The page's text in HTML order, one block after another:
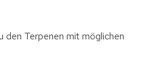
den Terpenen mit möglichen